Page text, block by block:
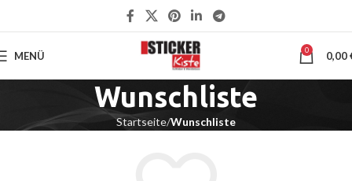
MENÜ 0 0,00
Wunschliste
Startseite Wunschliste